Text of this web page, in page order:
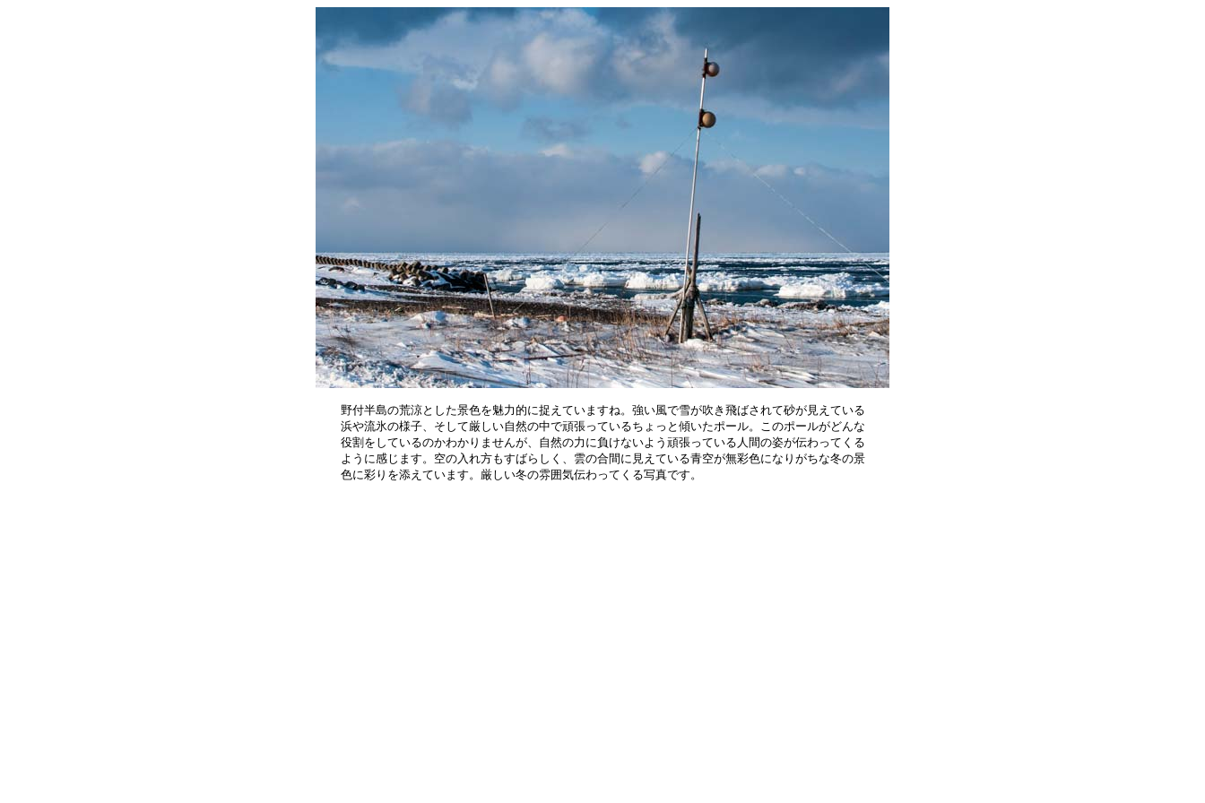
野付半島の荒涼とした景色を魅力的に捉えていますね。強い風で雪が吹き飛ばされて砂が見えている
浜や流氷の様子、そして厳しい自然の中で頑張っているちょっと傾いたポール。このポールがどんな
役割をしているのかわかりませんが、自然の力に負けないよう頑張っている人間の姿が伝わってくる
ように感じます。空の入れ方もすばらしく、雲の合間に見えている青空が無彩色になりがちな冬の景
色に彩りを添えています。厳しい冬の雰囲気伝わってくる写真です。